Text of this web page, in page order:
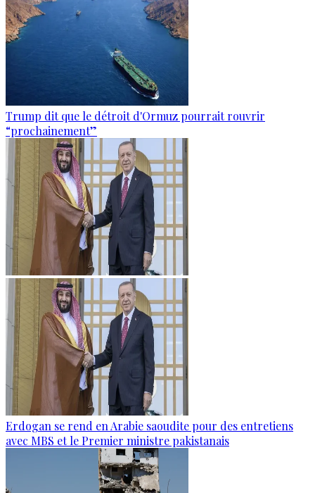
Trump dit que le détroit d'Ormuz pourrait rouvrir
“prochainement”
Erdogan se rend en Arabie saoudite pour des entretiens
avec MBS et le Premier ministre pakistanais